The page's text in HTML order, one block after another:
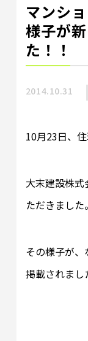
マンシ
様子が
た！！
2014.10.31
10月23日、
大末建設株
ただきました。
その様子が
掲載されまし